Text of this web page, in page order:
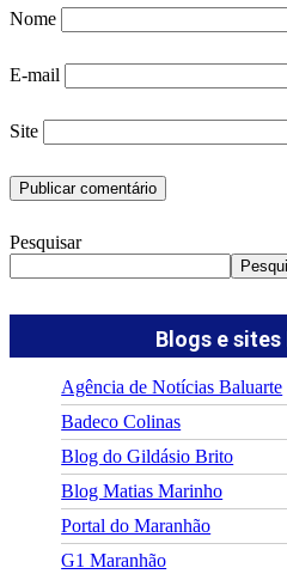
Nome
E-mail
Site
Pesquisar
Blogs e
Agência de Notícias Baluarte
Badeco Colinas
Blog do Gildásio Brito
Blog Matias Marinho
Portal do Maranhão
G1 Maranhão